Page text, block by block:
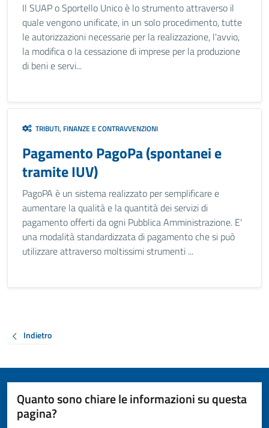
Il SUAP o Sportello Unico è lo strumento attraverso il
quale vengono unificate, in un solo procedimento, tutte
le autorizzazioni necessarie per la realizzazione, l'avvio,
la modifica o la cessazione di imprese per la produzione
di beni e servi...
TRIBUTI, FINANZE E CONTRAVVENZIONI
Pagamento PagoPa (spontanei e
tramite IUV)
PagoPA è un sistema realizzato per semplificare e
aumentare la qualità e la quantità dei servizi di
pagamento offerti da ogni Pubblica Amministrazione. E'
una modalità standardizzata di pagamento che si può
utilizzare attraverso moltissimi strumenti ...
Indietro
Quanto sono chiare le informazioni su questa
pagina?